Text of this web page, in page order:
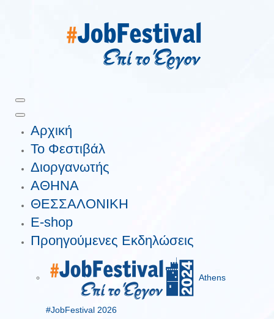
Αρχική
Το Φεστιβάλ
Διοργανωτής
ΑΘΗΝΑ
ΘΕΣΣΑΛΟΝΙΚΗ
E-shop
Προηγούμενες Εκδηλώσεις
Athens
#JobFestival 2026